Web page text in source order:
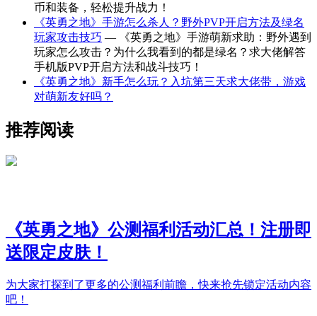
币和装备，轻松提升战力！
《英勇之地》手游怎么杀人？野外PVP开启方法及绿名
玩家攻击技巧 — 《英勇之地》手游萌新求助：野外遇到
玩家怎么攻击？为什么我看到的都是绿名？求大佬解答
手机版PVP开启方法和战斗技巧！
《英勇之地》新手怎么玩？入坑第三天求大佬带，游戏
对萌新友好吗？
推荐阅读
《英勇之地》公测福利活动汇总！注册即
送限定皮肤！
为大家打探到了更多的公测福利前瞻，快来抢先锁定活动内容
吧！